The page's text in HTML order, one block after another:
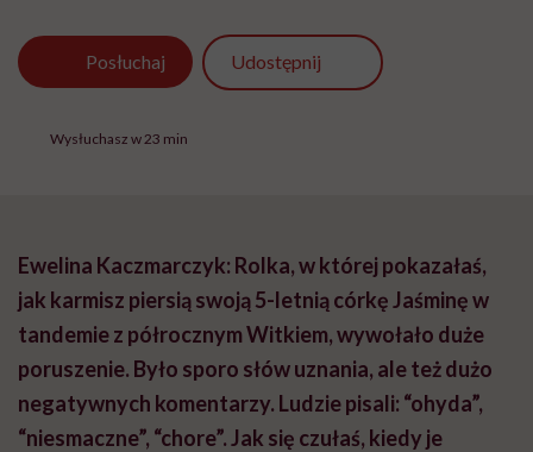
Posłuchaj Udostępnij
Wysłuchasz w 23 min
Ewelina Kaczmarczyk: Rolka, w której pokazałaś,
jak karmisz piersią swoją 5-letnią córkę Jaśminę w
tandemie z półrocznym Witkiem, wywołało duże
poruszenie. Było sporo słów uznania, ale też dużo
negatywnych komentarzy. Ludzie pisali: “ohyda”,
“niesmaczne”, “chore”. Jak się czułaś, kiedy je